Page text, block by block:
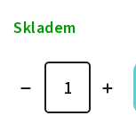
Skladem